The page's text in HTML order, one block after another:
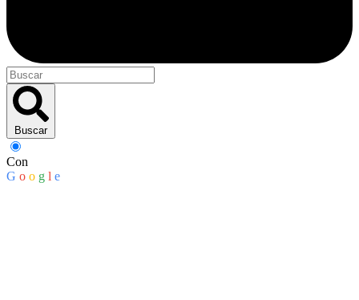
Buscar
Con
G o o g l e